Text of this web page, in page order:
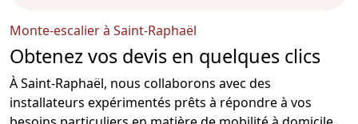
Monte-escalier à Saint-Raphaël
Obtenez vos devis en quelques clics
À Saint-Raphaël, nous collaborons avec des
installateurs expérimentés prêts à répondre à vos